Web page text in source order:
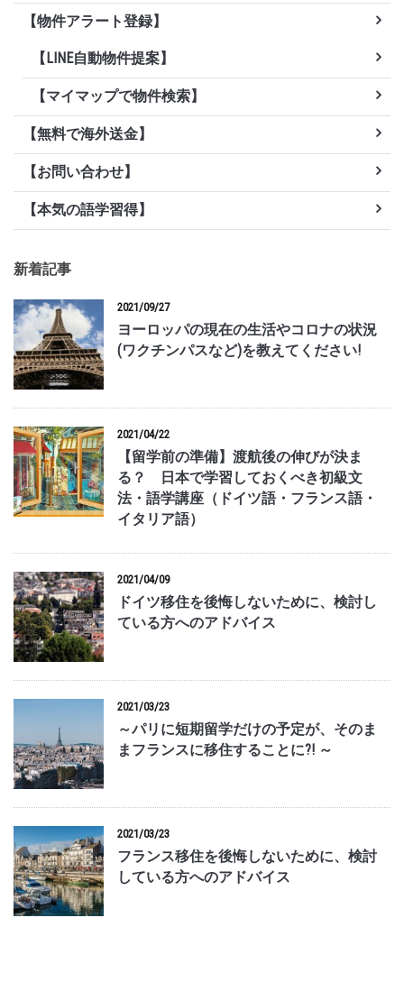
【物件アラート登録】
【LINE自動物件提案】
【マイマップで物件検索】
【無料で海外送金】
【お問い合わせ】
【本気の語学習得】
新着記事
2021/09/27
ヨーロッパの現在の生活やコロナの状況
(ワクチンパスなど)を教えてください!
2021/04/22
【留学前の準備】渡航後の伸びが決ま
る？ 日本で学習しておくべき初級文
法・語学講座（ドイツ語・フランス語・
イタリア語）
2021/04/09
ドイツ移住を後悔しないために、検討し
ている方へのアドバイス
2021/03/23
～パリに短期留学だけの予定が、そのま
まフランスに移住することに?! ～
2021/03/23
フランス移住を後悔しないために、検討
している方へのアドバイス